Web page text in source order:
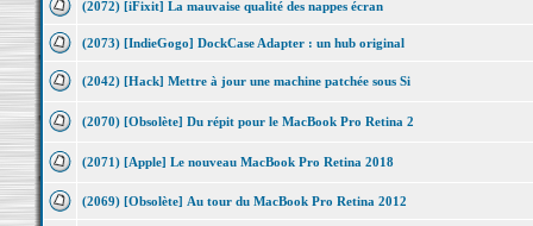
(2072) [iFixit] La mauvaise qualité des nappes écran
(2073) [IndieGogo] DockCase Adapter : un hub original
(2042) [Hack] Mettre à jour une machine patchée sous Si
(2070) [Obsolète] Du répit pour le MacBook Pro Retina 2
(2071) [Apple] Le nouveau MacBook Pro Retina 2018
(2069) [Obsolète] Au tour du MacBook Pro Retina 2012